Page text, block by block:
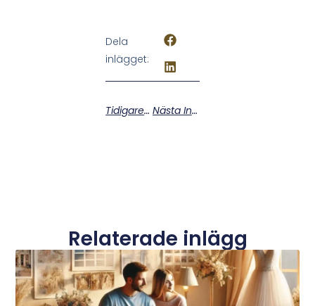
Dela
inlägget:
Tidigare Inlägg Nästa Inlägg
Relaterade inlägg